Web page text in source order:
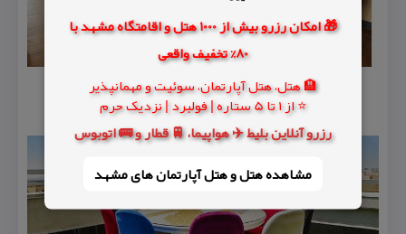
🎁 امکان رزرو بیش از 1000 هتل و اقامتگاه مشهد با
80% تخفیف واقعی
🏨 هتل، هتل آپارتمان، سوئیت و مهمانپذیر
⭐ از 1 تا 5 ستاره | فولبرد | نزدیک حرم
رزرو آنلاین بلیط ✈️ هواپیما، 🚆 قطار و 🚌 اتوبوس
مشاهده هتل و هتل‌ آپارتمان های مشهد